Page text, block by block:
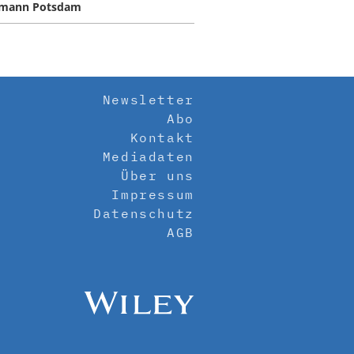
Potsdam
Newsletter
Abo
Kontakt
Mediadaten
Über uns
Impressum
Datenschutz
AGB